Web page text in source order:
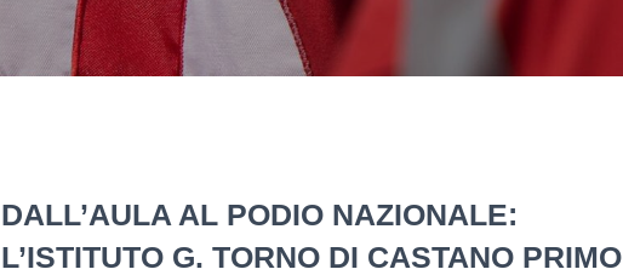
DALL’AULA AL PODIO NAZIONALE:
L’ISTITUTO G. TORNO DI CASTANO PRIMO